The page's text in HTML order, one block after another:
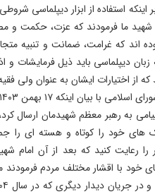
اینکه استفاده از ابزار دیپلماسی
شهید ما فرمودند که عزت، حکمت و
اند که غرامت، ضمانت و تنبیه
به رهبر معظم شهیدمان ارسال
های خود را کوتاه و هسته ای را
رعایت کنید که بعد از آن امام
خود با اقشار مختلف مردم فرمودند